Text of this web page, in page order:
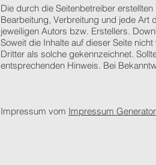
Die durch die Seitenbetreiber
Bearbeitung, Verbreitung und jede
jeweiligen Autors bzw. Erstellers.
Soweit die Inhalte auf dieser Seite
Dritter als solche gekennzeichnet.
entsprechenden Hinweis. Bei
Impressum vom Impressum Generator